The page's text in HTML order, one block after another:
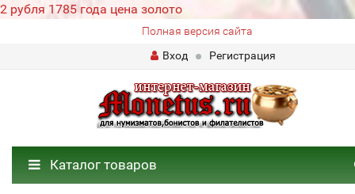
2 рубля 1785 года цена золото
Полная версия сайта
Вход
Регистрация
Каталог товаров